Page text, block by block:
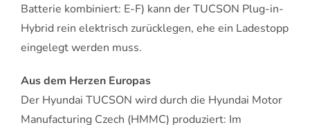
Batterie kombiniert: E-F) kann der TUCSON Plug-in-
Hybrid rein elektrisch zurücklegen, ehe ein Ladestopp
eingelegt werden muss.
Aus dem Herzen Europas
Der Hyundai TUCSON wird durch die Hyundai Motor
Manufacturing Czech (HMMC) produziert: Im